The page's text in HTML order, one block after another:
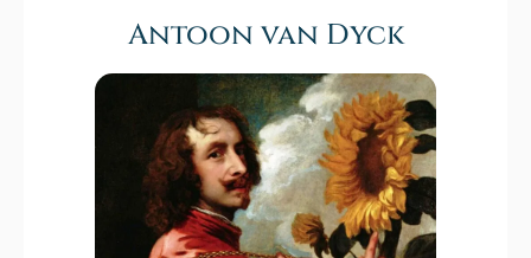
Antoon van Dyck